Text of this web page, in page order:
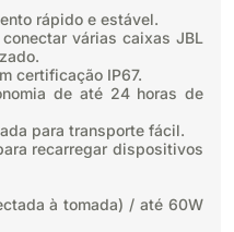
rápido e estável.
várias caixas JBL
certificação IP67.
de até 24 horas de
para transporte fácil.
recarregar dispositivos
à tomada) / até 60W